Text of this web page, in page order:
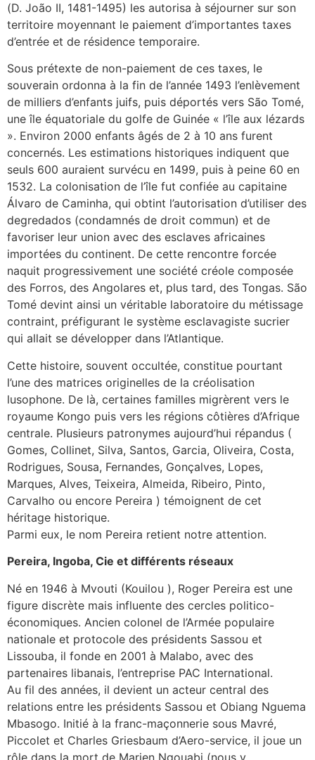
(D. João II, 1481-1495) les autorisa à séjourner sur son
territoire moyennant le paiement d’importantes taxes
d’entrée et de résidence temporaire.
Sous prétexte de non-paiement de ces taxes, le
souverain ordonna à la fin de l’année 1493 l’enlèvement
de milliers d’enfants juifs, puis déportés vers São Tomé,
une île équatoriale du golfe de Guinée « l’île aux lézards
». Environ 2000 enfants âgés de 2 à 10 ans furent
concernés. Les estimations historiques indiquent que
seuls 600 auraient survécu en 1499, puis à peine 60 en
1532. La colonisation de l’île fut confiée au capitaine
Álvaro de Caminha, qui obtint l’autorisation d’utiliser des
degredados (condamnés de droit commun) et de
favoriser leur union avec des esclaves africaines
importées du continent. De cette rencontre forcée
naquit progressivement une société créole composée
des Forros, des Angolares et, plus tard, des Tongas. São
Tomé devint ainsi un véritable laboratoire du métissage
contraint, préfigurant le système esclavagiste sucrier
qui allait se développer dans l’Atlantique.
Cette histoire, souvent occultée, constitue pourtant
l’une des matrices originelles de la créolisation
lusophone. De là, certaines familles migrèrent vers le
royaume Kongo puis vers les régions côtières d’Afrique
centrale. Plusieurs patronymes aujourd’hui répandus (
Gomes, Collinet, Silva, Santos, Garcia, Oliveira, Costa,
Rodrigues, Sousa, Fernandes, Gonçalves, Lopes,
Marques, Alves, Teixeira, Almeida, Ribeiro, Pinto,
Carvalho ou encore Pereira ) témoignent de cet
héritage historique.
Parmi eux, le nom Pereira retient notre attention.
Pereira, Ingoba, Cie et différents réseaux
Né en 1946 à Mvouti (Kouilou ), Roger Pereira est une
figure discrète mais influente des cercles politico-
économiques. Ancien colonel de l’Armée populaire
nationale et protocole des présidents Sassou et
Lissouba, il fonde en 2001 à Malabo, avec des
partenaires libanais, l’entreprise PAC International.
Au fil des années, il devient un acteur central des
relations entre les présidents Sassou et Obiang Nguema
Mbasogo. Initié à la franc-maçonnerie sous Mavré,
Piccolet et Charles Griesbaum d’Aero-service, il joue un
rôle dans la mort de Marien Ngouabi (nous y